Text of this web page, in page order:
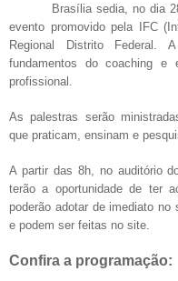
Brasília sedia, no dia
evento promovido pela IFC
Regional Distrito Federal.
fundamentos do coaching e
profissional.
As palestras serão
que praticam, ensinam e
A partir das 8h, no auditório
terão a oportunidade de ter
poderão adotar de imediato
e podem ser feitas no site.
Confira a programação: